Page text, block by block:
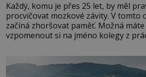
Každý, komu je přes 25 let, by měl
procvičovat mozkové závity. V tomto
začíná zhoršovat paměť. Možná
vzpomenout si na jméno kolegy z
Je to opravdu tak, s věkem jako
rozhodla stávkovat. Cvičte